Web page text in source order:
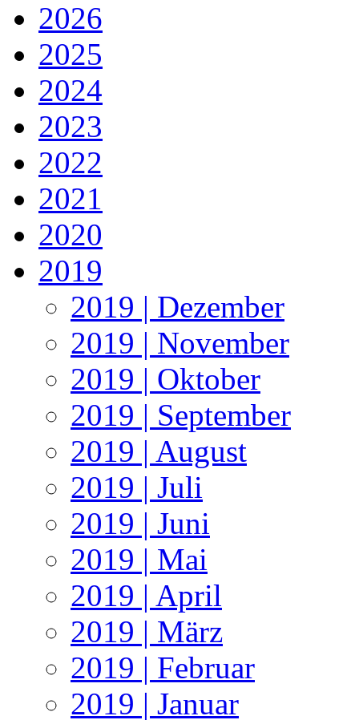
2026
2025
2024
2023
2022
2021
2020
2019
2019 | Dezember
2019 | November
2019 | Oktober
2019 | September
2019 | August
2019 | Juli
2019 | Juni
2019 | Mai
2019 | April
2019 | März
2019 | Februar
2019 | Januar